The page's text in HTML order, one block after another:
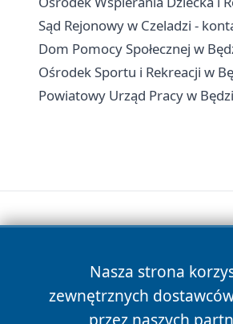
Sąd Rejonowy w Czeladzi -
Dom Pomocy Społecznej w
Ośrodek Sportu i Rekreacji w
Powiatowy Urząd Pracy w
Nasza strona
zewnętrznych
przez naszych